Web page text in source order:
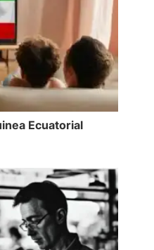
Ecuatorial